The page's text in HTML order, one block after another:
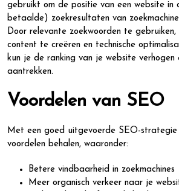
gebruikt om de positie van een website in
betaalde) zoekresultaten van
Door relevante zoekwoorden te
content te creëren en technische
kun je de ranking van je website verhogen
aantrekken.
Voordelen van SEO
Met een goed uitgevoerde SEO-strategie
voordelen behalen, waaronder:
Betere vindbaarheid in zoekmachines
Meer organisch verkeer naar je